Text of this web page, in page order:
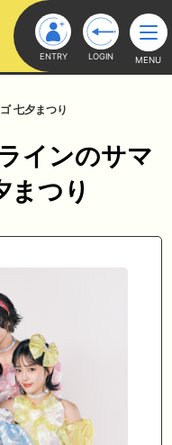
ENTRY LOGIN MENU
七夕まつり
インのサマ
まつり